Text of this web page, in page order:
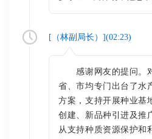
[（林副局长 ）](02:23)
感谢网友的提问。
省、市均专门出台了水
方案，支持开展种业基
创建、新品种引进及推
从支持种质资源保护和